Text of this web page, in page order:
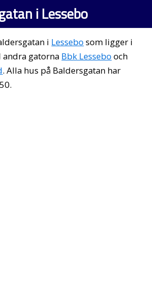
i Lessebo
i Lessebo som ligger i
andra gatorna Bbk Lessebo och
. Alla hus på Baldersgatan har